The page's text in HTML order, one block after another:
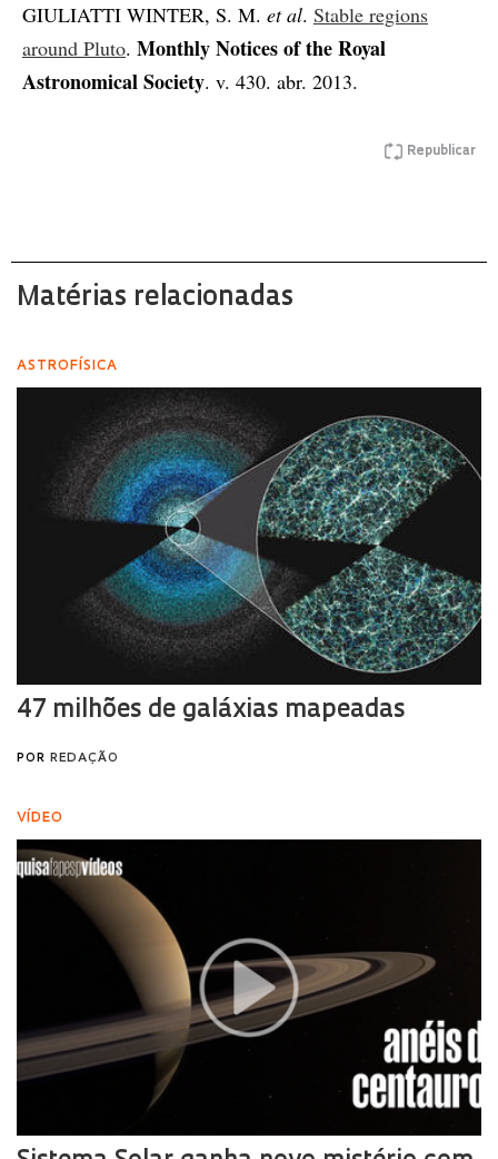
GIULIATTI WINTER, S. M. et al. Stable regions
around Pluto. Monthly Notices of the Royal
Astronomical Society. v. 430. abr. 2013.
Republicar